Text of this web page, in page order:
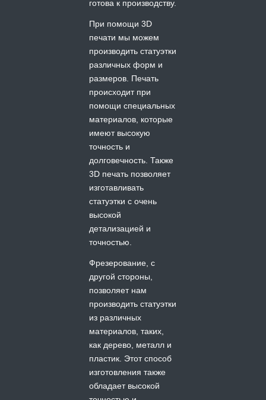
готова к производству.
При помощи 3D
печати мы можем
производить статуэтки
различных форм и
размеров. Печать
происходит при
помощи специальных
материалов, которые
имеют высокую
точность и
долговечность. Также
3D печать позволяет
изготавливать
статуэтки с очень
высокой
детализацией и
точностью.
Фрезерование, с
другой стороны,
позволяет нам
производить статуэтки
из различных
материалов, таких,
как дерево, металл и
пластик. Этот способ
изготовления также
обладает высокой